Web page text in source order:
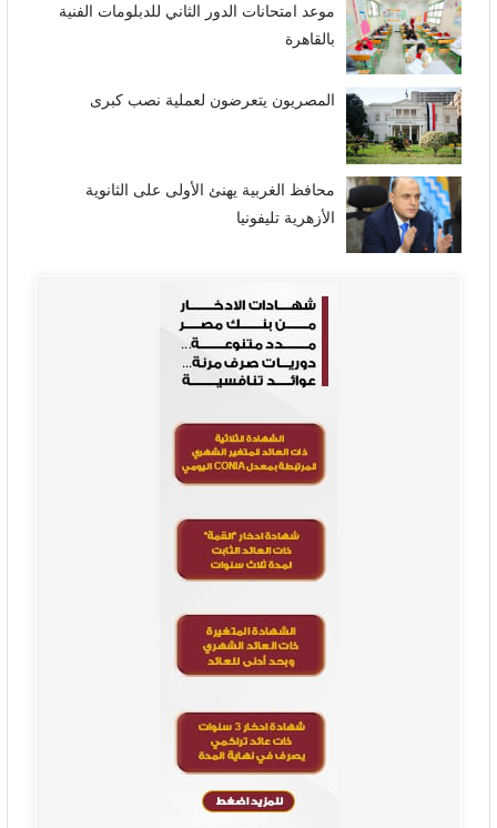
موعد امتحانات الدور الثاني للدبلومات الفنية
بالقاهرة
المصريون يتعرضون لعملية نصب كبرى
محافظ الغربية يهنئ الأولى على الثانوية
الأزهرية تليفونيا